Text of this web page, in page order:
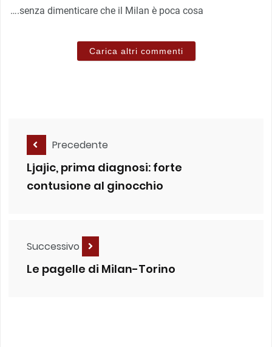
….senza dimenticare che il Milan è poca cosa
Carica altri commenti
Precedente
Ljajic, prima diagnosi: forte
contusione al ginocchio
Successivo
Le pagelle di Milan-Torino